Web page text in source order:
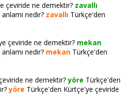
çeviride ne demektir? zavallı
nedir? zavallı Türkçe'den
çeviride ne demektir? mekan
nedir? mekan Türkçe'den
ne demektir?yöre Türkçe'den
yöre Türkçe'den Kürtçe'ye çeviride